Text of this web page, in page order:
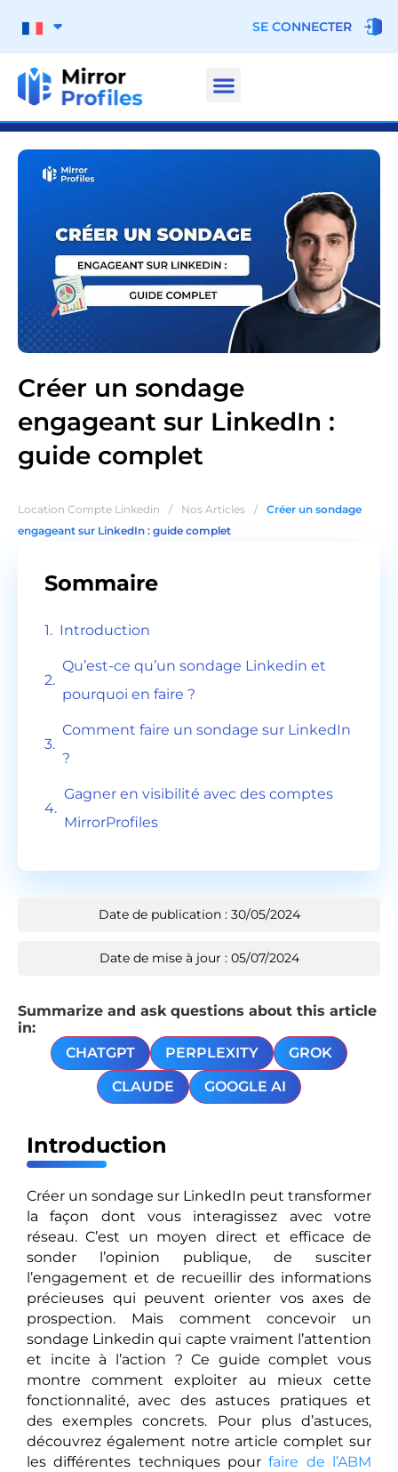
SE CONNECTER
Créer un sondage
engageant sur LinkedIn :
guide complet
Location Compte Linkedin / Nos Articles /
Créer un sondage
engageant sur LinkedIn : guide complet
Sommaire
Introduction
Qu’est-ce qu’un sondage Linkedin et
pourquoi en faire ?
Comment faire un sondage sur LinkedIn
?
Gagner en visibilité avec des comptes
MirrorProfiles
Date de publication : 30/05/2024
Date de mise à jour : 05/07/2024
Summarize and ask questions about this article
in:
CHATGPT
PERPLEXITY
GROK
CLAUDE
GOOGLE AI
Introduction
Créer un sondage sur LinkedIn peut transformer
la façon dont vous interagissez avec votre
réseau. C’est un moyen direct et efficace de
sonder l’opinion publique, de susciter
l’engagement et de recueillir des informations
précieuses qui peuvent orienter vos axes de
prospection. Mais comment concevoir un
sondage Linkedin qui capte vraiment l’attention
et incite à l’action ? Ce guide complet vous
montre comment exploiter au mieux cette
fonctionnalité, avec des astuces pratiques et
des exemples concrets. Pour plus d’astuces,
découvrez également notre article complet sur
les différentes techniques pourfaire de l’ABM